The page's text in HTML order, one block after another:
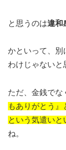
と思うのは違和
かといって、別
わけじゃないと
ただ、金銭でな
もありがとう』
という気遣い
ね。